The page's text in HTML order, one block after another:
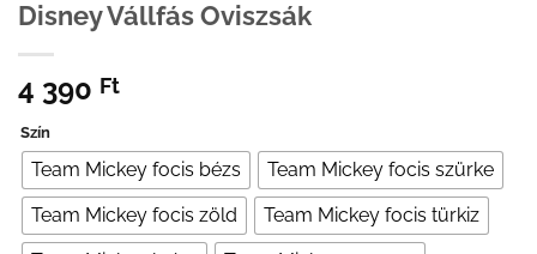
Disney Vállfás Oviszsák
4 390 Ft
Szín
Team Mickey focis bézs
Team Mickey focis szürke
Team Mickey focis zöld
Team Mickey focis türkiz